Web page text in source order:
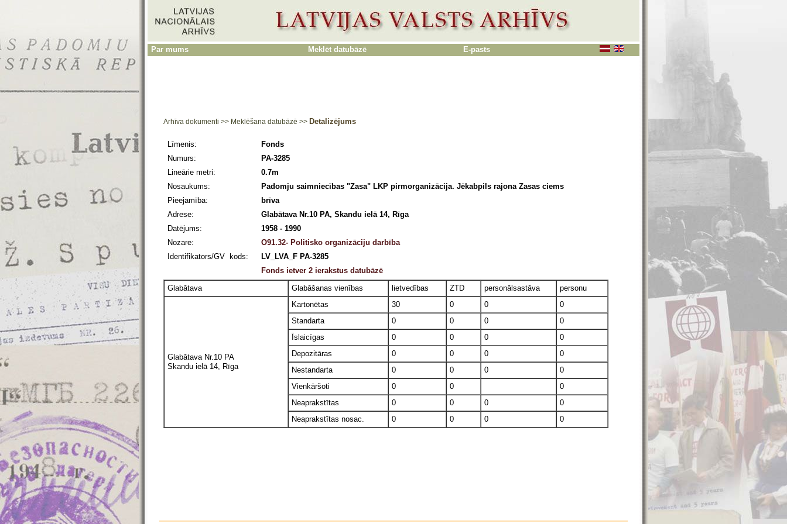
Par mums Meklēt datubāzē E-pasts
Arhīva dokumenti >> Meklēšana datubāzē >> Detalizējums
Līmenis:
Fonds
Numurs:
PA-3285
Lineārie metri:
0.7m
Nosaukums:
Padomju saimniecības "Zasa" LKP pirmorganizācija. Jēkabpils rajona Zasas ciems
Pieejamība:
brīva
Adrese:
Glabātava Nr.10 PA, Skandu ielā 14, Rīga
Datējums:
1958 - 1990
Nozare:
O91.32- Politisko organizāciju darbība
Identifikators/GV kods:
LV_LVA_F PA-3285
Fonds ietver 2 ierakstus datubāzē
Glabātava
Glabāšanas vienības lietvedības ZTD personālsastāva personu
Glabātava Nr.10 PA
Skandu ielā 14, Rīga
Kartonētas 30 0 0
0
Standarta
0 0 0
0
Īslaicīgas
0 0 0
0
Depozitāras
0 0 0
0
Nestandarta
0 0 0
0
Vienkāršoti
0 0
0
Neaprakstītas
0 0 0
0
Neaprakstītas nosac.
0 0 0 0